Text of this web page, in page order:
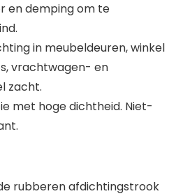
en demping om te
in meubeldeuren, winkel
vrachtwagen- en
zacht.
met hoge dichtheid. Niet-
rubberen afdichtingstrook